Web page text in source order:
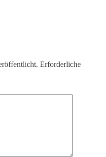
Erforderliche